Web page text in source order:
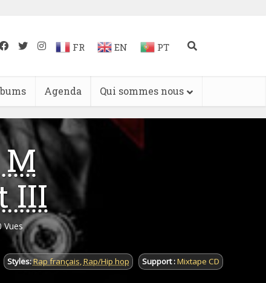
FR EN PT
Agenda Qui sommes nous
III
Vues
Styles:Rap français,Rap/Hip hop Support :Mixtape CD